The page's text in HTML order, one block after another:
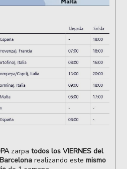
zarpatodos los VIERNES del
Barcelona realizando estemismo